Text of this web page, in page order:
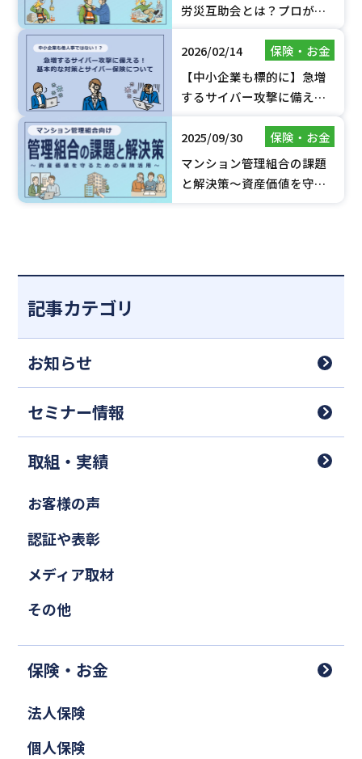
労災互助会とは？プロが解
容・保険料削減
2026/02/14
保険・お金
【中小企業も標的に】急増
するサイバー攻撃に備え
バー保険について
2025/09/30
保険・お金
マンション管理組合の課題
と解決策～資産価値を守る
記事カテゴリ
お知らせ
セミナー情報
取組・実績
お客様の声
認証や表彰
メディア取材
その他
保険・お金
法人保険
個人保険